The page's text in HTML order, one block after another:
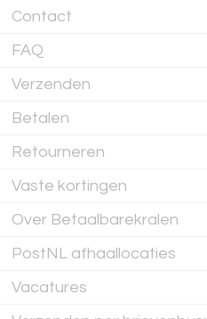
Contact
FAQ
Verzenden
Betalen
Retourneren
Vaste kortingen
Over Betaalbarekralen
PostNL afhaallocaties
Vacatures